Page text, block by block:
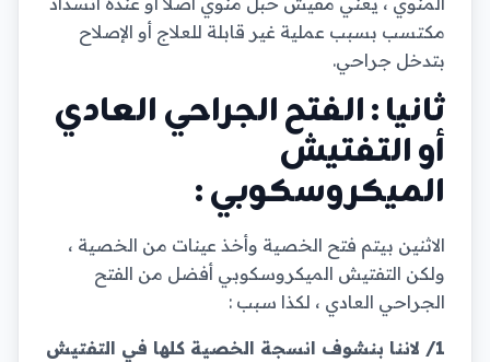
مكتسب بسبب عملية غير قابلة للعلاج أو الإصلاح
بتدخل جراحي.
ثانيا : الفتح الجراحي العادي
أو التفتيش
الميكروسكوبي :
الاثنين بيتم فتح الخصية وأخذ عينات من الخصية ،
ولكن التفتيش الميكروسكوبي أفضل من الفتح
الجراحي العادي ، لكذا سبب :
1/ لاننا بنشوف انسجة الخصية كلها في التفتيش